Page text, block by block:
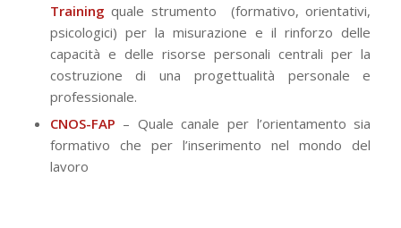
Training quale strumento (formativo, orientativi,
psicologici) per la misurazione e il rinforzo delle
capacità e delle risorse personali centrali per la
costruzione di una progettualità personale e
professionale.
CNOS-FAP – Quale canale per l’orientamento sia
formativo che per l’inserimento nel mondo del
lavoro